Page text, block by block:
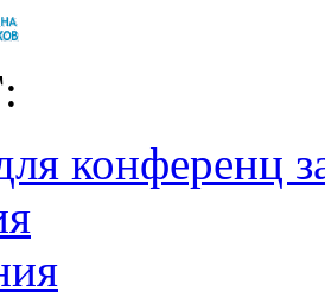
конференц